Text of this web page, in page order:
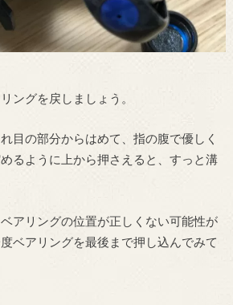
ングを戻しましょう。
目の部分からはめて、指の腹で優しく
るように上から押さえると、すっと溝
アリングの位置が正しくない可能性が
ベアリングを最後まで押し込んでみて